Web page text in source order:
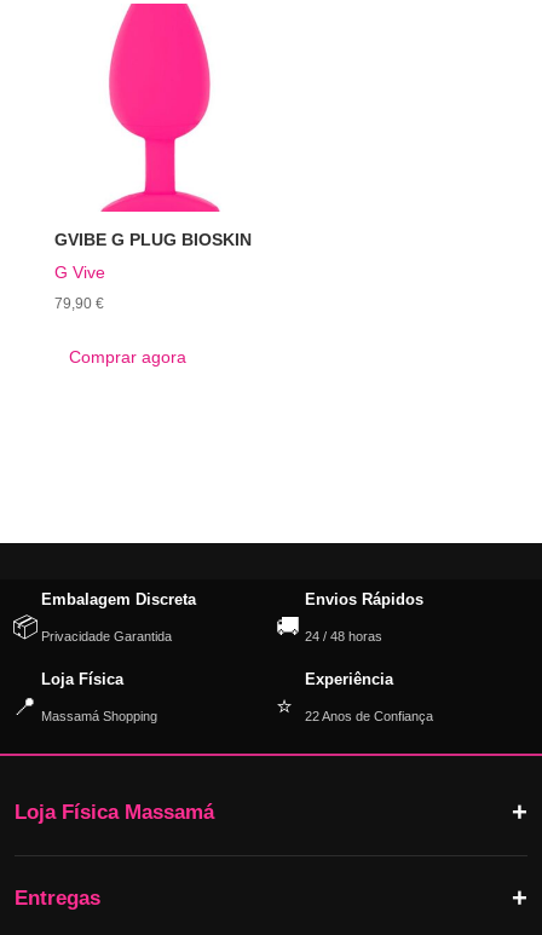
GVIBE G PLUG BIOSKIN
G Vive
79,90 €
Comprar agora
📦
Embalagem Discreta
Privacidade Garantida 🚚
Envios Rápidos
24 / 48 horas
📍
Loja Física
Massamá Shopping ⭐
Experiência
22 Anos de Confiança
Loja Física Massamá
Entregas